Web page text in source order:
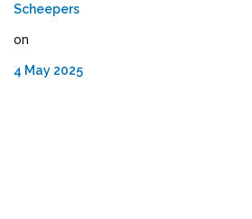
Scheepers
on
4 May 2025